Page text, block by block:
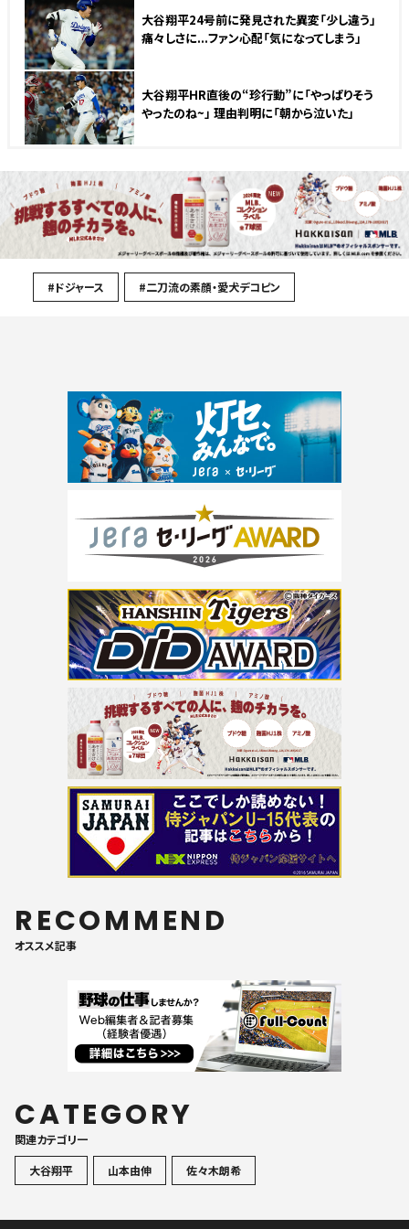
大谷翔平24号前に発見された異変「少し違う」
痛々しさに...ファン心配「気になってしまう」
大谷翔平HR直後の“珍行動”に「やっぱりそう
やったのね~」 理由判明に「朝から泣いた」
#ドジャース #二刀流の素顔・愛犬デコピン
RECOMMEND
オススメ記事
CATEGORY
関連カテゴリ一
大谷翔平
山本由伸 佐々木朗希